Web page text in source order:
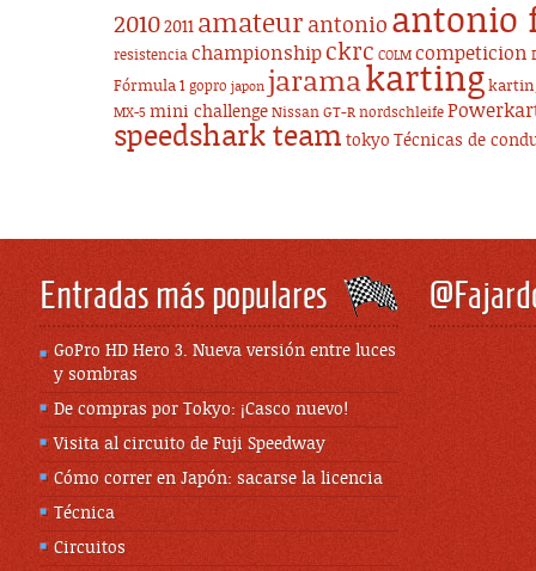
20102011 amateur antonio antonio
resistencia championship ckrc COLM competicion
Fórmula 1 gopro japon jaramakarting
MX-5 mini challenge Nissan GT-R nordschleife
speedshark team tokyo Técnicas de
Entradas más populares
GoPro HD Hero 3. Nueva versión entre luces
y sombras
De compras por Tokyo: ¡Casco nuevo!
Visita al circuito de Fuji Speedway
Cómo correr en Japón: sacarse la licencia
Técnica
Circuitos